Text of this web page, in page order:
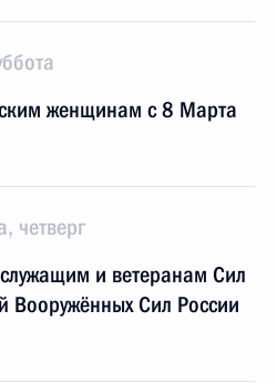
женщинам с 8 Марта
четверг
и ветеранам Сил
Вооружённых Сил России